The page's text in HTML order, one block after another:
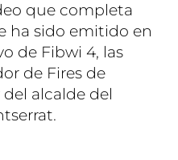
que completa
ha sido emitido en
de Fibwi 4, las
de Fires de
del alcalde del